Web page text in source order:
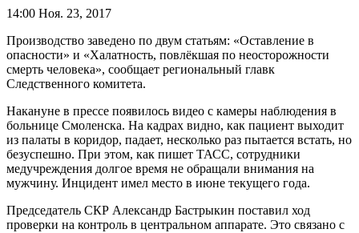
14:00 Ноя. 23, 2017
Производство заведено по двум статьям: «Оставление в
опасности» и «Халатность, повлёкшая по неосторожности
смерть человека», сообщает региональный главк
Следственного комитета.
Накануне в прессе появилось видео с камеры наблюдения в
больнице Смоленска. На кадрах видно, как пациент выходит
из палаты в коридор, падает, несколько раз пытается встать, но
безуспешно. При этом, как пишет ТАСС, сотрудники
медучреждения долгое время не обращали внимания на
мужчину. Инцидент имел место в июне текущего года.
Председатель СКР Александр Бастрыкин поставил ход
проверки на контроль в центральном аппарате. Это связано с